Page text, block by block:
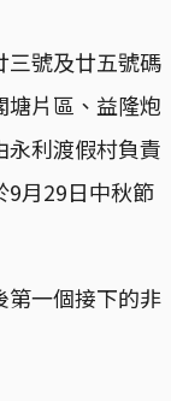
三號及廿五號碼
塘片區、益隆炮
利渡假村負責
9月29日中秋節
第一個接下的非